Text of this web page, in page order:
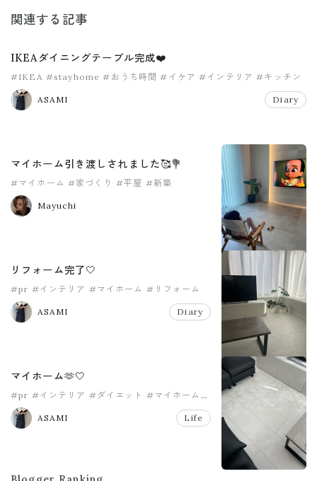
関連する記事
IKEAダイニングテーブル完成❤️
#IKEA #stayhome #おうち時間 #イケア #インテリア #キッチン
ASAMI Diary
マイホーム引き渡しされました🥰💐
#マイホーム #家づくり #平屋 #新築
Mayuchi
リフォーム完了🤍
#pr #インテリア #マイホーム #リフォーム
ASAMI Diary
マイホーム🫶🤍
#pr #インテリア #ダイエット #マイホーム
#リビング
ASAMI
Life